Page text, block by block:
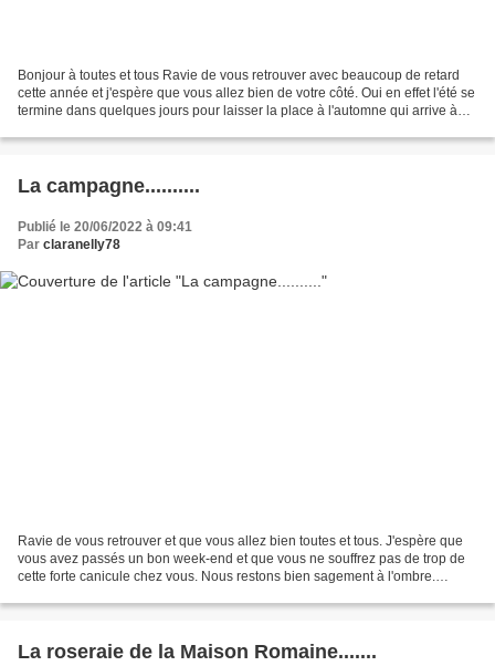
Bonjour à toutes et tous Ravie de vous retrouver avec beaucoup de retard
cette année et j'espère que vous allez bien de votre côté. Oui en effet l'été se
termine dans quelques jours pour laisser la place à l'automne qui arrive à
La campagne..........
Publié le 20/06/2022 à 09:41
Par claranelly78
Ravie de vous retrouver et que vous allez bien toutes et tous. J'espère que
vous avez passés un bon week-end et que vous ne souffrez pas de trop de
cette forte canicule chez vous. Nous restons bien sagement à l'ombre.
La roseraie de la Maison Romaine.......